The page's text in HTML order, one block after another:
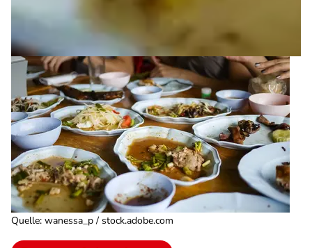
Quelle: wanessa_p / stock.adobe.com